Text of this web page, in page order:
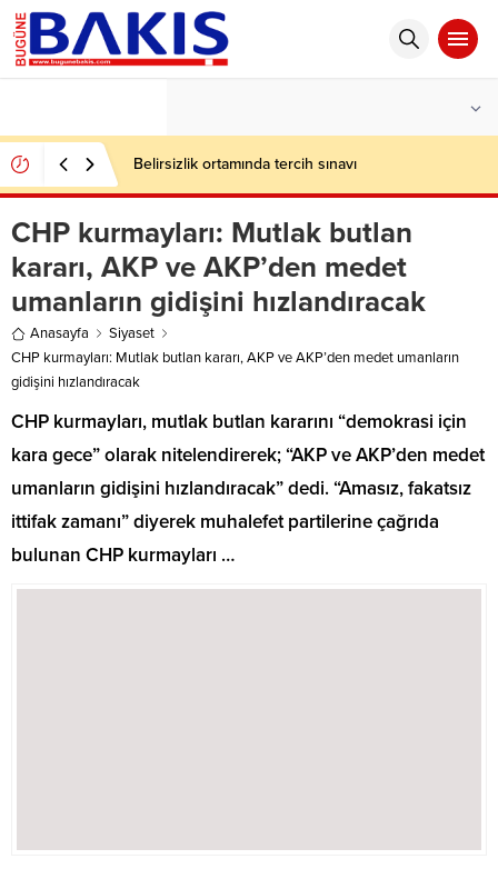
Belirsizlik ortamında tercih sınavı
CHP kurmayları: Mutlak butlan
kararı, AKP ve AKP’den medet
umanların gidişini hızlandıracak
Anasayfa
Siyaset
CHP kurmayları: Mutlak butlan kararı, AKP ve AKP’den medet umanların
gidişini hızlandıracak
CHP kurmayları, mutlak butlan kararını “demokrasi için
kara gece” olarak nitelendirerek; “AKP ve AKP’den medet
umanların gidişini hızlandıracak” dedi. “Amasız, fakatsız
ittifak zamanı” diyerek muhalefet partilerine çağrıda
bulunan CHP kurmayları …